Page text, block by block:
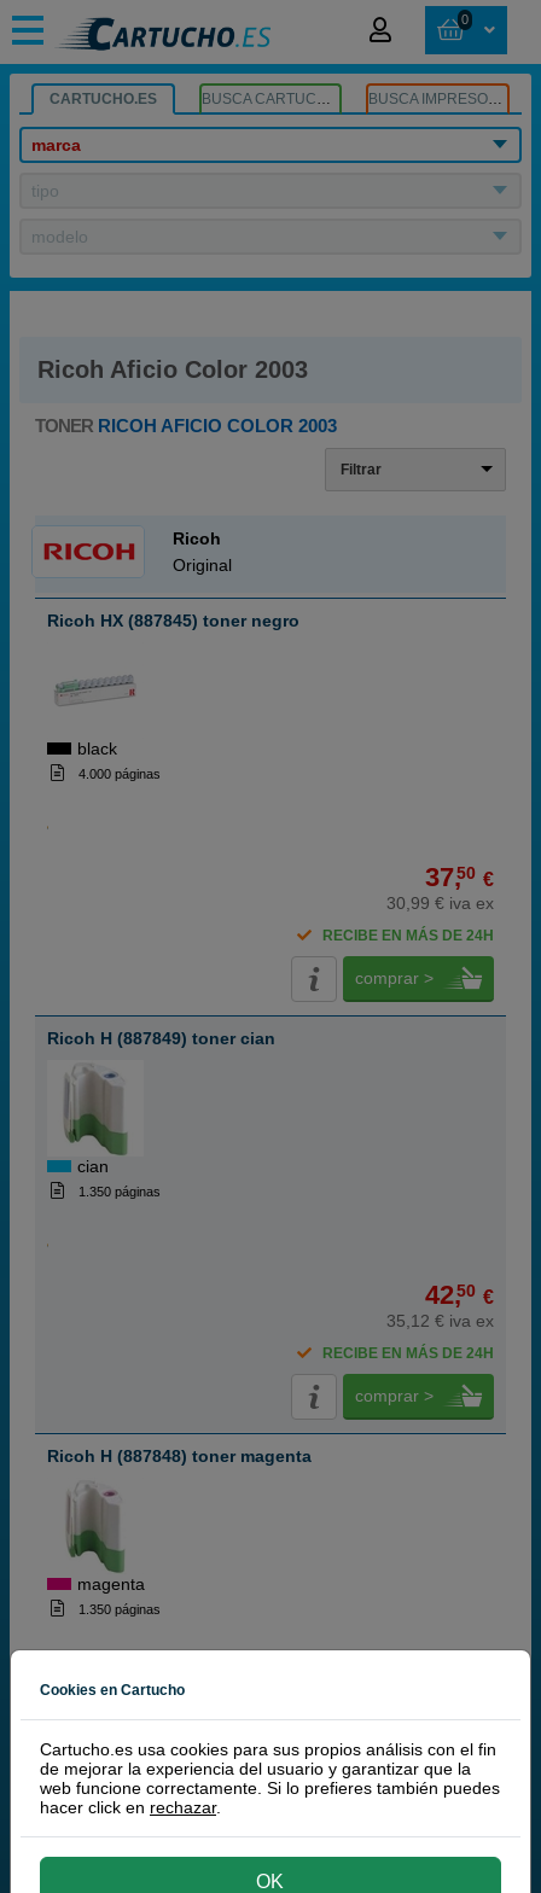
0
CARTUCHO.ES BUSCA CARTUCHOS BUSCA IMPRESORA
marca
tipo
modelo
Ricoh Aficio Color 2003
TONER RICOH AFICIO COLOR 2003
Filtrar
Ricoh
Original
Ricoh HX (887845) toner negro
black
4.000 páginas
37,50 €
30,99 € iva ex
RECIBE EN MÁS DE 24H
comprar >
Ricoh H (887849) toner cian
cian
1.350 páginas
42,50 €
35,12 € iva ex
RECIBE EN MÁS DE 24H
comprar >
Ricoh H (887848) toner magenta
magenta
1.350 páginas
27, €
RECIBE EN MÁS DE 24H
Ricoh H (887847) toner amarillo
Cookies en Cartucho
Cartucho.es usa cookies para sus propios análisis con el fin
de mejorar la experiencia del usuario y garantizar que la
web funcione correctamente. Si lo prefieres también puedes
hacer click en rechazar.
OK